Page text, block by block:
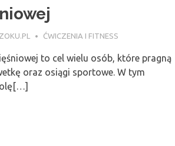
ĆWICZENIA I FITNESS
to cel wielu osób, które pragną
oraz osiągi sportowe. W tym